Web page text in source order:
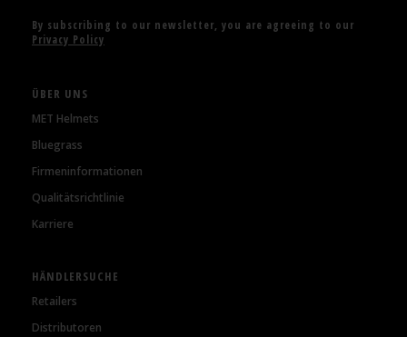
By subscribing to our newsletter, you are agreeing to our
Privacy Policy
ÜBER UNS
MET Helmets
Bluegrass
Firmeninformationen
Qualitätsrichtlinie
Karriere
HÄNDLERSUCHE
Retailers
Distributoren